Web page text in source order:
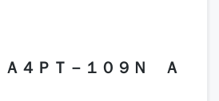
４ＰＴ－１０９Ｎ Ａ